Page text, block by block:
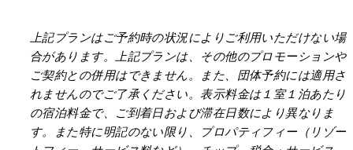
上記プランはご予約時の状況によりご利用いただけない場
合があります。上記プランは、その他のプロモーションや
ご契約との併用はできません。また、団体予約には適用さ
れませんのでご了承ください。表示料金は１室１泊あたり
の宿泊料金で、ご到着日および滞在日数により異なりま
す。また特に明記のない限り、プロパティフィー（リゾー